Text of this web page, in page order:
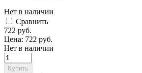
Нет в наличии
Cравнить
722 руб.
Цена: 722 руб.
Нет в наличии
Купить